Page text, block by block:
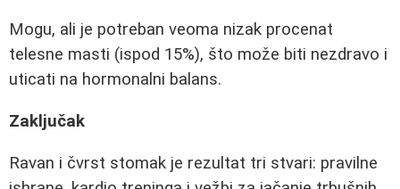
Mogu, ali je potreban veoma nizak procenat
telesne masti (ispod 15%), što može biti nezdravo i
uticati na hormonalni balans.
Zaključak
Ravan i čvrst stomak je rezultat tri stvari: pravilne